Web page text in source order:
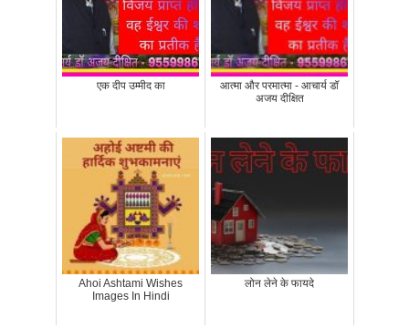
एक दीप उम्मीद का
आत्मा और परमात्मा - आचार्य डॉ
अजय दीक्षित
Ahoi Ashtami Wishes
Images In Hindi
लोन लेने के फायदे